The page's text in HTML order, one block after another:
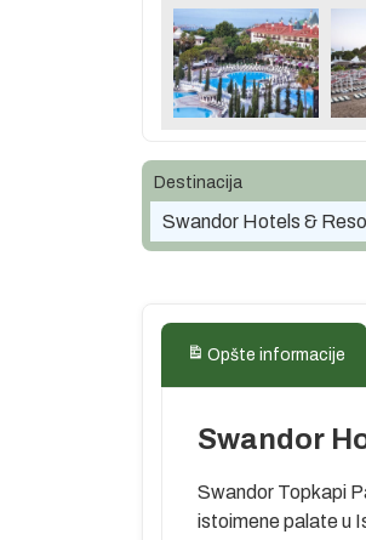
Destinacija
Swandor Hotels &
Opšte informacije
Swandor
Swandor Topkapi
istoimene palate u